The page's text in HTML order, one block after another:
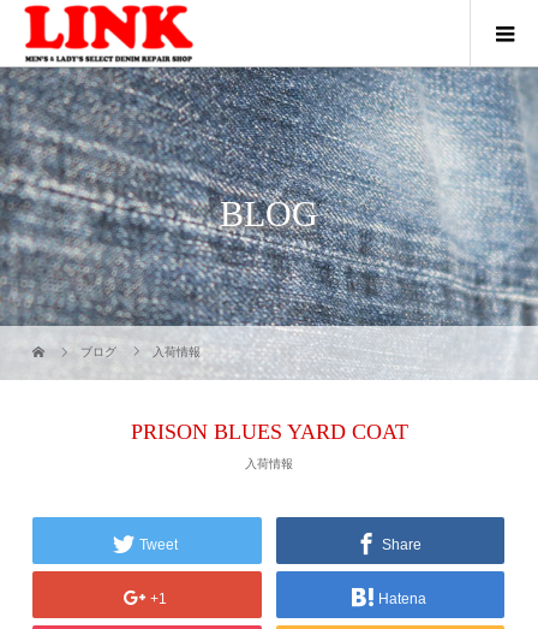
BLOG
ブログ 入荷情報
PRISON BLUES YARD COAT
入荷情報
Tweet Share
+1 Hatena